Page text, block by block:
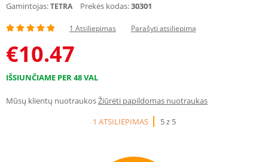
Gamintojas:TETRA Prekės kodas:30301
1 Atsiliepimas Parašyti atsiliepimą
€10.47
IŠSIUNČIAME PER 48 VAL
Mūsų klientų nuotraukosŽiūrėti papildomas nuotraukas
1 ATSILIEPIMAS
5 z 5